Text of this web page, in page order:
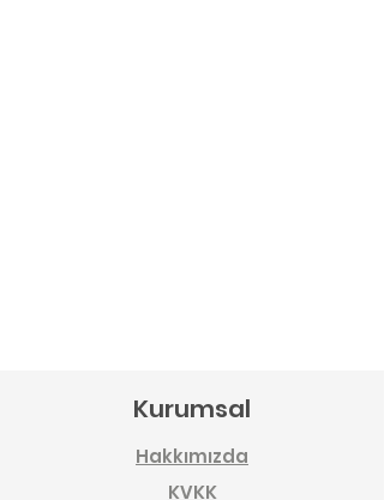
Kurumsal
Hakkımızda
KVKK